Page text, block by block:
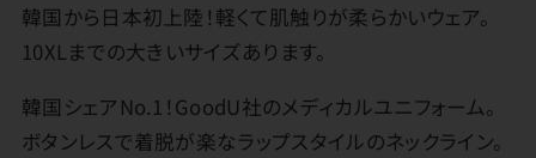
韓国から日本初上陸！軽くて肌触りが柔らかいウェア。
10XLまでの大きいサイズあります。
韓国シェアNo.1！GoodU社のメディカルユニフォーム。
ボタンレスで着脱が楽なラップスタイルのネックライン。